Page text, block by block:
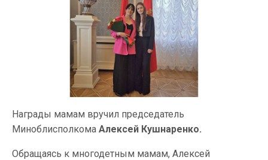
Награды мамам вручил председатель
Миноблисполкома Алексей Кушнаренко.
Обращаясь к многодетным мамам, Алексей